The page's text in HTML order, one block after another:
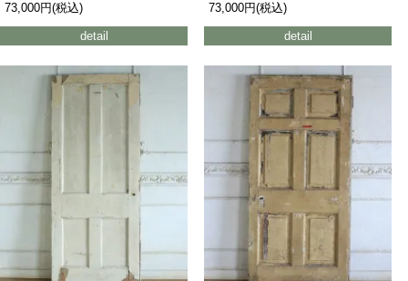
73,000円(税込)
detail
73,000円(税込)
detail